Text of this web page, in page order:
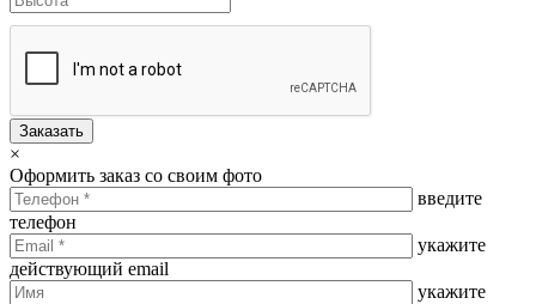
Заказать
×
Оформить заказ со своим фото
введите
телефон
укажите
действующий email
укажите